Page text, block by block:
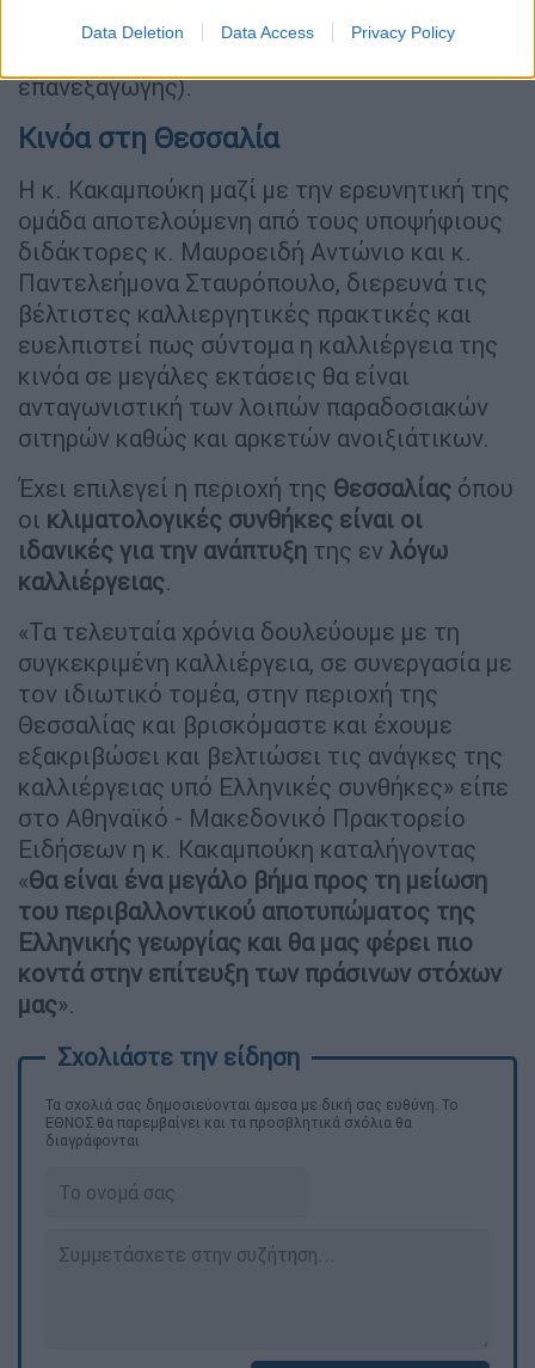
Data Deletion Data Access Privacy Policy
τους 28 χιλιάδες τόνους (εξαιρουμένης της
επανεξαγωγής).
Κινόα στη Θεσσαλία
Η κ. Κακαμπούκη μαζί με την ερευνητική της
ομάδα αποτελούμενη από τους υποψήφιους
διδάκτορες κ. Μαυροειδή Αντώνιο και κ.
Παντελεήμονα Σταυρόπουλο, διερευνά τις
βέλτιστες καλλιεργητικές πρακτικές και
ευελπιστεί πως σύντομα η καλλιέργεια της
κινόα σε μεγάλες εκτάσεις θα είναι
ανταγωνιστική των λοιπών παραδοσιακών
σιτηρών καθώς και αρκετών ανοιξιάτικων.
Έχει επιλεγεί η περιοχή της Θεσσαλίας όπου
οι κλιματολογικές συνθήκες είναι οι
ιδανικές για την ανάπτυξη της εν λόγω
καλλιέργειας.
«Τα τελευταία χρόνια δουλεύουμε με τη
συγκεκριμένη καλλιέργεια, σε συνεργασία με
τον ιδιωτικό τομέα, στην περιοχή της
Θεσσαλίας και βρισκόμαστε και έχουμε
εξακριβώσει και βελτιώσει τις ανάγκες της
καλλιέργειας υπό Ελληνικές συνθήκες» είπε
στο Αθηναϊκό - Μακεδονικό Πρακτορείο
Ειδήσεων η κ. Κακαμπούκη καταλήγοντας
«Θα είναι ένα μεγάλο βήμα προς τη μείωση
του περιβαλλοντικού αποτυπώματος της
Ελληνικής γεωργίας και θα μας φέρει πιο
κοντά στην επίτευξη των πράσινων στόχων
μας».
Τα σχολιά σας δημοσιεύονται άμεσα με δική σας ευθύνη. Το
ΕΘΝΟΣ θα παρεμβαίνει και τα προσβλητικά σχόλια θα
διαγράφονται